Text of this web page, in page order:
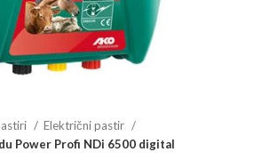
Električni pastir
Power Profi NDi 6500 digital